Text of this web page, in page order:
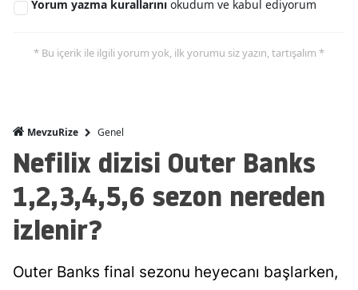
Yorum yazma kurallarını okudum ve kabul ediyorum
* Bu içerik ile ilgili yorum yok, ilk yorumu siz yazın, tartışalım *
MevzuRize Genel
Nefilix dizisi Outer Banks
1,2,3,4,5,6 sezon nereden
izlenir?
Outer Banks final sezonu heyecanı başlarken,